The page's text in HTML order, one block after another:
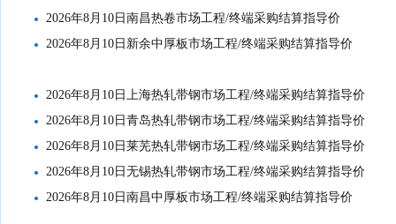
2026年8月10日南昌热卷市场工程/终端采购结算指导价
2026年8月10日新余中厚板市场工程/终端采购结算指导价
2026年8月10日上海热轧带钢市场工程/终端采购结算指导价
2026年8月10日青岛热轧带钢市场工程/终端采购结算指导价
2026年8月10日莱芜热轧带钢市场工程/终端采购结算指导价
2026年8月10日无锡热轧带钢市场工程/终端采购结算指导价
2026年8月10日南昌中厚板市场工程/终端采购结算指导价